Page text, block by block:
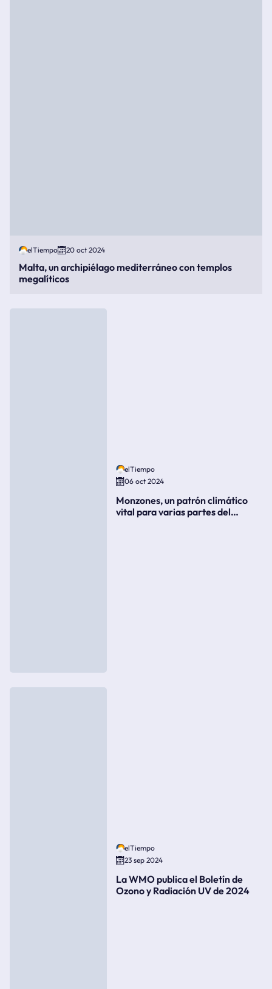
elTiempo 20 oct 2024
Malta, un archipiélago mediterráneo con templos
megalíticos
elTiempo
06 oct 2024
Monzones, un patrón climático
vital para varias partes del
elTiempo
23 sep 2024
La WMO publica el Boletín de
Ozono y Radiación UV de 2024